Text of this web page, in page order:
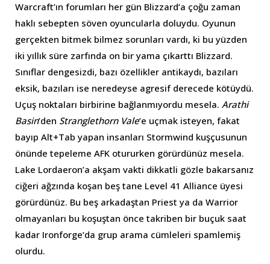
Warcraft’ın forumları her gün Blizzard’a çoğu zaman
haklı sebepten söven oyuncularla doluydu. Oyunun
gerçekten bitmek bilmez sorunları vardı, ki bu yüzden
iki yıllık süre zarfında on bir yama çıkarttı Blizzard.
Sınıflar dengesizdi, bazı özellikler antikaydı, bazıları
eksik, bazıları ise neredeyse agresif derecede kötüydü.
Uçuş noktaları birbirine bağlanmıyordu mesela. Arathi
Basin’den Stranglethorn Vale’e uçmak isteyen, fakat
bayıp Alt+Tab yapan insanları Stormwind kuşçusunun
önünde tepeleme AFK otururken görürdünüz mesela.
Lake Lordaeron’a akşam vakti dikkatli gözle bakarsanız
ciğeri ağzında koşan beş tane Level 41 Alliance üyesi
görürdünüz. Bu beş arkadaştan Priest ya da Warrior
olmayanları bu koşuştan önce takriben bir buçuk saat
kadar Ironforge’da grup arama cümleleri spamlemiş
olurdu.